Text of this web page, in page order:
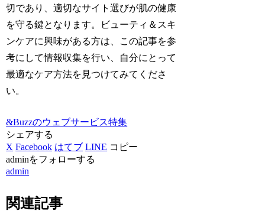
切であり、適切なサイト選びが肌の健康
を守る鍵となります。ビューティ＆スキ
ンケアに興味がある方は、この記事を参
考にして情報収集を行い、自分にとって
最適なケア方法を見つけてみてくださ
い。
&Buzzのウェブサービス特集
シェアする
X Facebook はてブ LINE コピー
adminをフォローする
admin
関連記事